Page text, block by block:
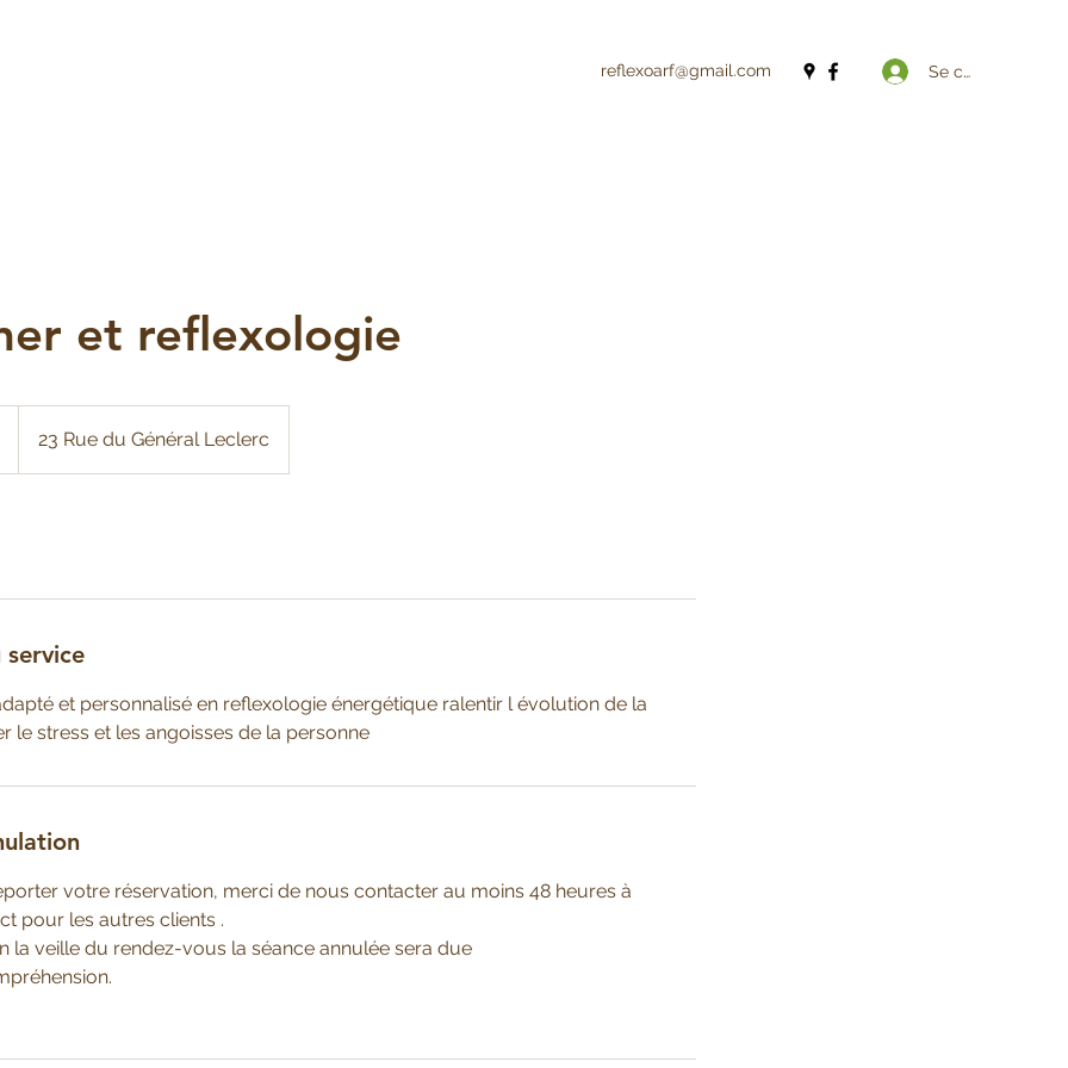
reflexoarf@gmail.com Se connecter
et reflexologie
23 Rue du Général Leclerc
et personnalisé en reflexologie énergétique ralentir l évolution de la
le stress et les angoisses de la personne
votre réservation, merci de nous contacter au moins 48 heures à
pour les autres clients .
la veille du rendez-vous la séance annulée sera due